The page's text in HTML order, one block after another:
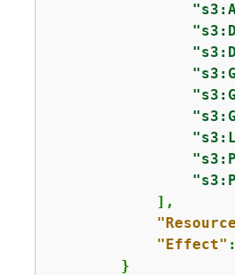
            ],
"Effect"
        }